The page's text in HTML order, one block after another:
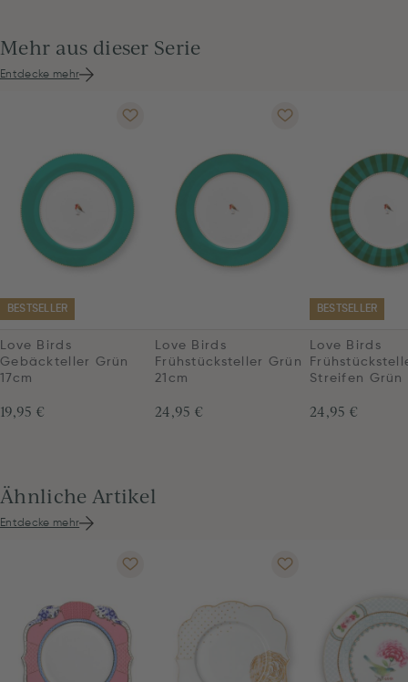
Mehr aus dieser Serie
Entdecke mehr
BESTSELLER
Love Birds
Gebäckteller Grün
17cm
19,95 €
Love Birds
Frühstücksteller Grün
21cm
24,95 €
BESTSELLER
Love Birds
Streifen Grün
24,95 €
Ähnliche Artikel
Entdecke mehr